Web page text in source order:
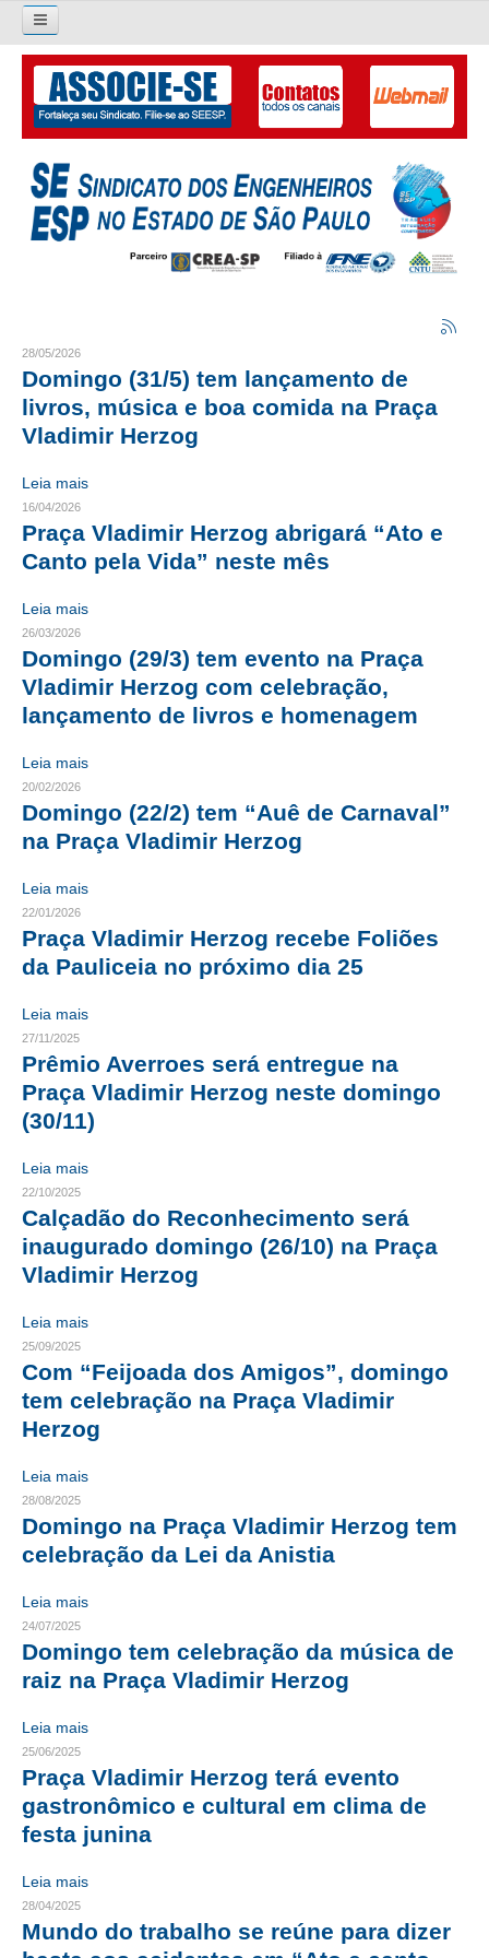
Pesquisar...
O SINDICATO
APRESENTAÇÃO
PALAVRA DO PRESIDENTE
LIVRO GESTÃO 2026-2029
SUBSEDES SINDICAIS
GALERIA EX-PRESIDENTES
ORGANOGRAMA
CRESCE BRASIL
CONSELHO TECNOLÓGICO
HISTÓRICO E ATUAÇÃO
COMPOSIÇÃO
CONSELHOS ASSESSORES
NÚCLEO DA MULHER ENGENHEIRA
TRANSPARÊNCIA
JURÍDICO
CONSULTORIA
ACORDOS, CONVENÇÕES E DISSÍDIOS
CONTRIBUIÇÕES
CONTRIBUIÇÃO ASSISTENCIAL
CONTRIBUIÇÃO ASSOCIATIVA OU ANUIDADE DE SÓCIO
REVISÃO DE APOSENTADORIA
FGTS EXPURGOS
FGTS CORREÇÃO
LEGISLAÇÃO
LEI 4.950-A/1966 – PISO SALARIAL
HOMOLOGAÇÕES
PISO SALARIAL
FIQUE POR DENTRO
OPORTUNIDADES
APRESENTAÇÃO
EMPREGO E ESTÁGIO
CARREIRA
NEWSLETTER
28/05/2026
Domingo (31/5) tem lançamento de
livros, música e boa comida na Praça
Vladimir Herzog
Leia mais
16/04/2026
Praça Vladimir Herzog abrigará “Ato e
Canto pela Vida” neste mês
Leia mais
26/03/2026
Domingo (29/3) tem evento na Praça
Vladimir Herzog com celebração,
lançamento de livros e homenagem
Leia mais
20/02/2026
Domingo (22/2) tem “Auê de Carnaval”
na Praça Vladimir Herzog
Leia mais
22/01/2026
Praça Vladimir Herzog recebe Foliões
da Pauliceia no próximo dia 25
Leia mais
27/11/2025
Prêmio Averroes será entregue na
Praça Vladimir Herzog neste domingo
(30/11)
Leia mais
22/10/2025
Calçadão do Reconhecimento será
inaugurado domingo (26/10) na Praça
Vladimir Herzog
Leia mais
25/09/2025
Com “Feijoada dos Amigos”, domingo
tem celebração na Praça Vladimir
Herzog
Leia mais
28/08/2025
Domingo na Praça Vladimir Herzog tem
celebração da Lei da Anistia
Leia mais
24/07/2025
Domingo tem celebração da música de
raiz na Praça Vladimir Herzog
Leia mais
25/06/2025
Praça Vladimir Herzog terá evento
gastronômico e cultural em clima de
festa junina
Leia mais
28/04/2025
Mundo do trabalho se reúne para dizer